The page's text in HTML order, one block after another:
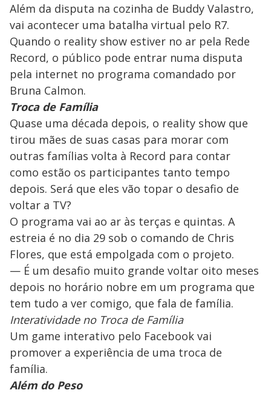
Além da disputa na cozinha de Buddy Valastro,
vai acontecer uma batalha virtual pelo R7.
Quando o reality show estiver no ar pela Rede
Record, o público pode entrar numa disputa
pela internet no programa comandado por
Bruna Calmon.
Troca de Família
Quase uma década depois, o reality show que
tirou mães de suas casas para morar com
outras famílias volta à Record para contar
como estão os participantes tanto tempo
depois. Será que eles vão topar o desafio de
voltar a TV?
O programa vai ao ar às terças e quintas. A
estreia é no dia 29 sob o comando de Chris
Flores, que está empolgada com o projeto.
— É um desafio muito grande voltar oito meses
depois no horário nobre em um programa que
tem tudo a ver comigo, que fala de família.
Interatividade no Troca de Família
Um game interativo pelo Facebook vai
promover a experiência de uma troca de
família.
Além do Peso